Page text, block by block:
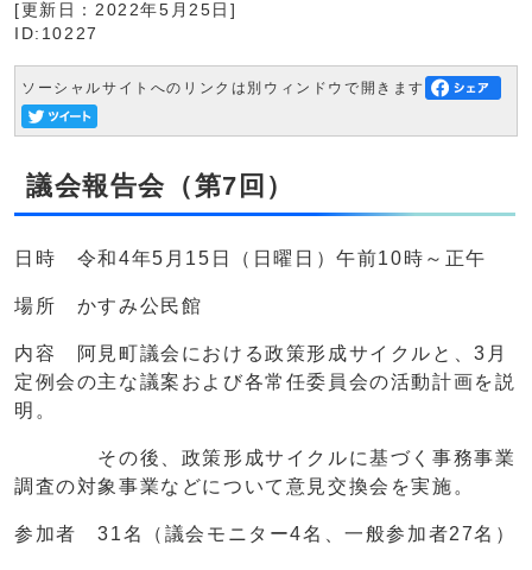
[更新日：2022年5月25日]
ID:10227
ソーシャルサイトへのリンクは別ウィンドウで開きます
議会報告会（第7回）
日時 令和4年5月15日（日曜日）午前10時～正午
場所 かすみ公民館
内容 阿見町議会における政策形成サイクルと、3月
定例会の主な議案および各常任委員会の活動計画を説
明。
その後、政策形成サイクルに基づく事務事業
調査の対象事業などについて意見交換会を実施。
参加者 31名（議会モニター4名、一般参加者27名）